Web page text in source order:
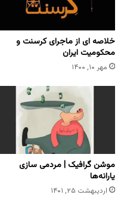
خلاصه ای از ماجرای کرسنت و
محکومیت ایران
مهر ۱۰, ۱۴۰۰
موشن گرافیک | مردمی سازی
یارانه‌ها
اردیبهشت ۲۵, ۱۴۰۱